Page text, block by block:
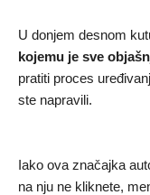
U donjem desnom
kojemu je sve
pratiti proces
ste napravili.
Iako ova značajka
na nju ne kliknete,